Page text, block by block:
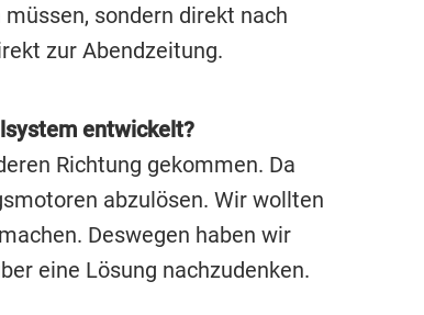
sondern direkt nach
zur Abendzeitung.
entwickelt?
Richtung gekommen. Da
abzulösen. Wir wollten
Deswegen haben wir
eine Lösung nachzudenken.